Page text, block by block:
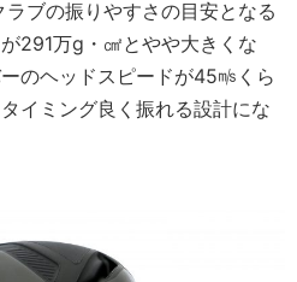
ブの振りやすさの目安となる
291万g・㎠とやや大きくな
のヘッドスピードが45㎧くら
イミング良く振れる設計にな